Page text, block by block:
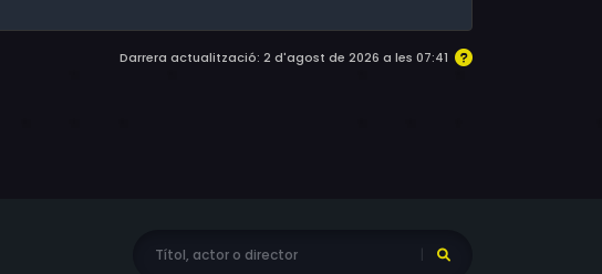
Darrera actualització: 2 d'agost de 2026 a les 07:41